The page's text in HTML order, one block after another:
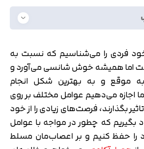
فردی را می‌شناسیم که نسبت به
اما همیشه خوش شانسی می‌آورد و
موقع و به بهترین شکل انجام
اجازه می‌دهیم عوامل مختلف بر روی
بگذارند، فرصت‌های زیادی را از خود
بگیریم که چطور در مواجه با عوامل
حفظ کنیم و بر اعصاب‌مان مسلط